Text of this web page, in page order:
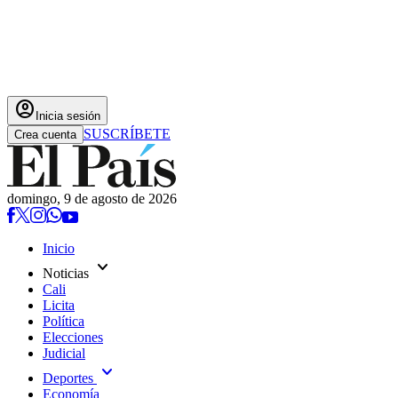
account_circle Inicia sesión
Crea cuenta SUSCRÍBETE
domingo, 9 de agosto de 2026
Inicio
Noticias expand_more
Cali
Licita
Política
Elecciones
Judicial
Deportes expand_more
Economía